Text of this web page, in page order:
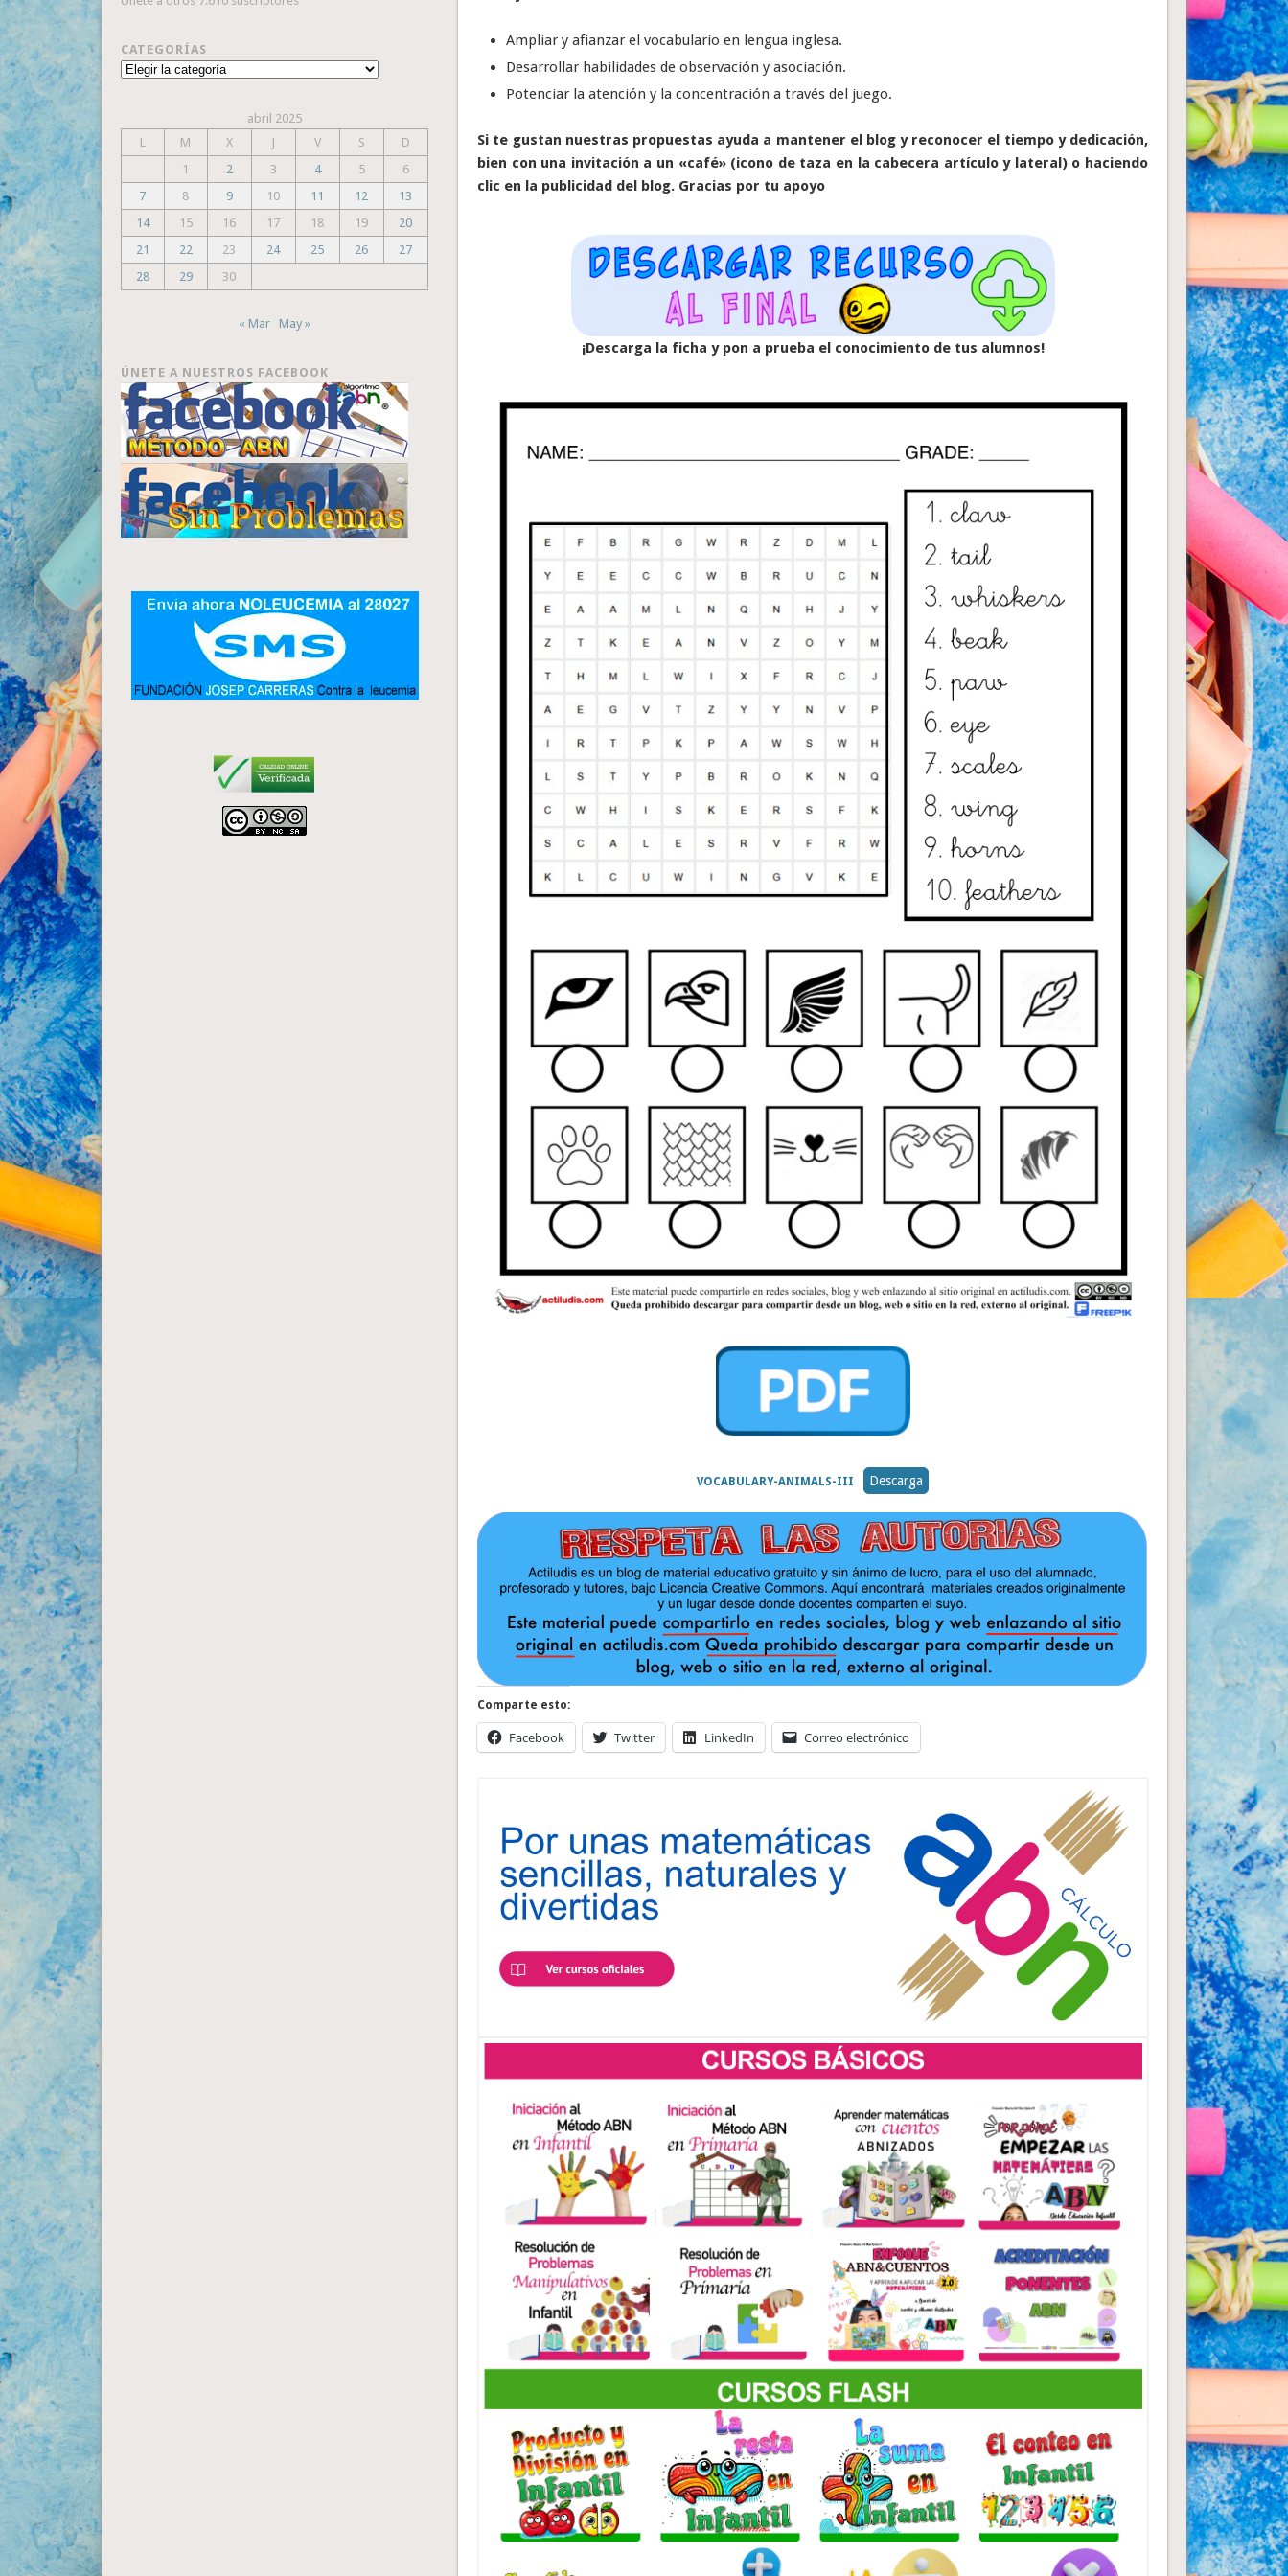
Ampliar y afianzar el vocabulario en lengua inglesa.
Desarrollar habilidades de observación y asociación.
Potenciar la atención y la concentración a través del juego.
Si te gustan nuestras propuestas ayuda a mantener el blog y reconocer el tiempo y dedicación,
bien con una invitación a un «café» (icono de taza en la cabecera artículo y lateral) o haciendo
clic en la publicidad del blog. Gracias por tu apoyo
¡Descarga la ficha y pon a prueba el conocimiento de tus alumnos!
VOCABULARY-ANIMALS-III Descarga
Comparte esto:
Facebook Twitter LinkedIn Correo electrónico
CATEGORÍAS
Categorías
abril 2025
L
M X J V S
D
1
2 3 4 5
6
7
8 9 10 11 12
13
14
15 16 17 18 19
20
21
22 23 24 25 26
27
28
29 30
« Mar May »
ÚNETE A NUESTROS FACEBOOK